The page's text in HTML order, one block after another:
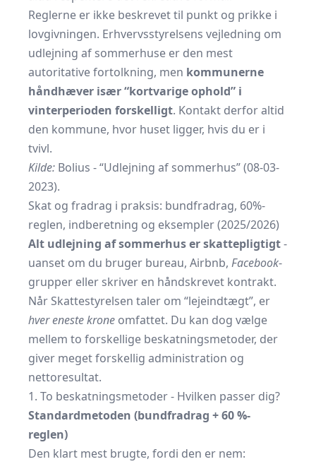
Reglerne er ikke beskrevet til punkt og prikke i
lovgivningen. Erhvervsstyrelsens vejledning om
udlejning af sommerhuse er den mest
autoritative fortolkning, men kommunerne
håndhæver især “kortvarige ophold” i
vinterperioden forskelligt. Kontakt derfor altid
den kommune, hvor huset ligger, hvis du er i
tvivl.
Kilde: Bolius - “Udlejning af sommerhus” (08-03-
2023).
Skat og fradrag i praksis: bundfradrag, 60%-
reglen, indberetning og eksempler (2025/2026)
Alt udlejning af sommerhus er skattepligtigt-
uanset om du bruger bureau, Airbnb, Facebook-
grupper eller skriver en håndskrevet kontrakt.
Når Skattestyrelsen taler om “lejeindtægt”, er
hver eneste krone omfattet. Du kan dog vælge
mellem to forskellige beskatningsmetoder, der
giver meget forskellig administration og
nettoresultat.
1. To beskatningsmetoder - Hvilken passer dig?
Standard­metoden (bundfradrag + 60 %-
reglen)
Den klart mest brugte, fordi den er nem: